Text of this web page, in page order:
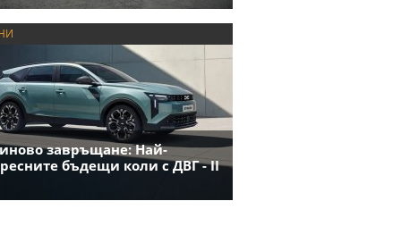
завръщане: Най-
бъдещи коли с ДВГ - II